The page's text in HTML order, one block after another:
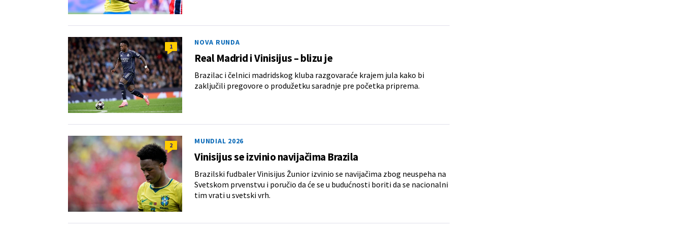
1 NOVA RUNDA
Real Madrid i Vinisijus – blizu je
Brazilac i čelnici madridskog kluba razgovaraće krajem jula kako bi
zaključili pregovore o produžetku saradnje pre početka priprema.
2 MUNDIAL 2026
Vinisijus se izvinio navijačima Brazila
Brazilski fudbaler Vinisijus Žunior izvinio se navijačima zbog neuspeha na
Svetskom prvenstvu i poručio da će se u budućnosti boriti da se nacionalni
tim vrati u svetski vrh.